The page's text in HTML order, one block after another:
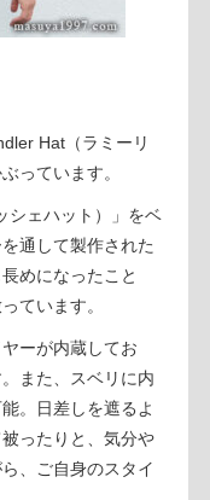
Hat（ラミーリ
っています。
シェハット）」をベ
通して製作された
めになったこと
ています。
ーが内蔵してお
また、スベリに内
。日差しを遮るよ
ったりと、気分や
、ご自身のスタイ